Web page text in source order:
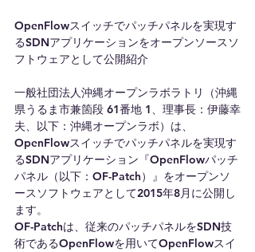
OpenFlowスイッチでパッチパネルを実現す
るSDNアプリケーションをオープンソースソ
フトウェアとして公開紹介
一般社団法人沖縄オープンラボラトリ（沖縄
県うるま市兼箇段 61番地 1、理事長：伊藤幸
夫、以下：沖縄オープンラボ）は、
OpenFlowスイッチでパッチパネルを実現す
るSDNアプリケーション『OpenFlowパッチ
パネル（以下：OF-Patch）』をオープンソ
ースソフトウェアとして2015年8月に公開し
ます。
OF-Patchは、従来のパッチパネルをSDN技
術であるOpenFlowを用いてOpenFlowスイ